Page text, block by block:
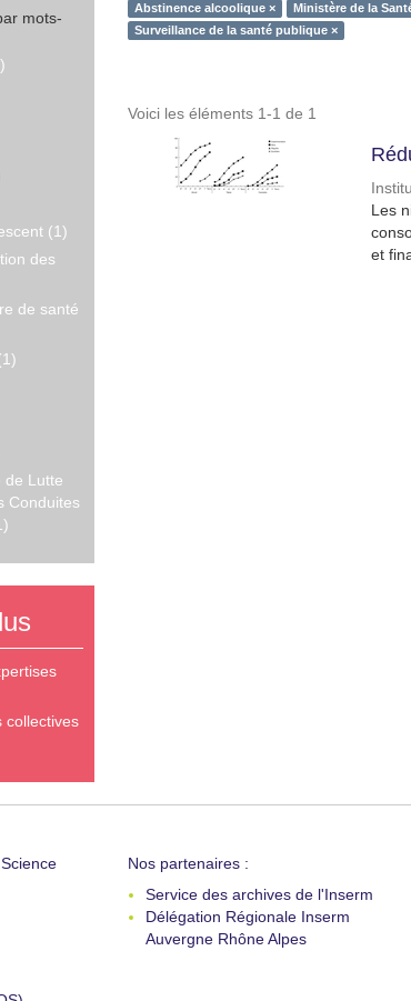
mots-
(1)
des
de santé
de Lutte
Conduites
collectives
Abstinence alcoolique ×
Ministère de la
Surveillance de la santé publique ×
Voici les éléments 1-1 de 1
Les
et
Nos partenaires :
Service des archives de l'Inserm
Délégation Régionale Inserm
Auvergne Rhône Alpes